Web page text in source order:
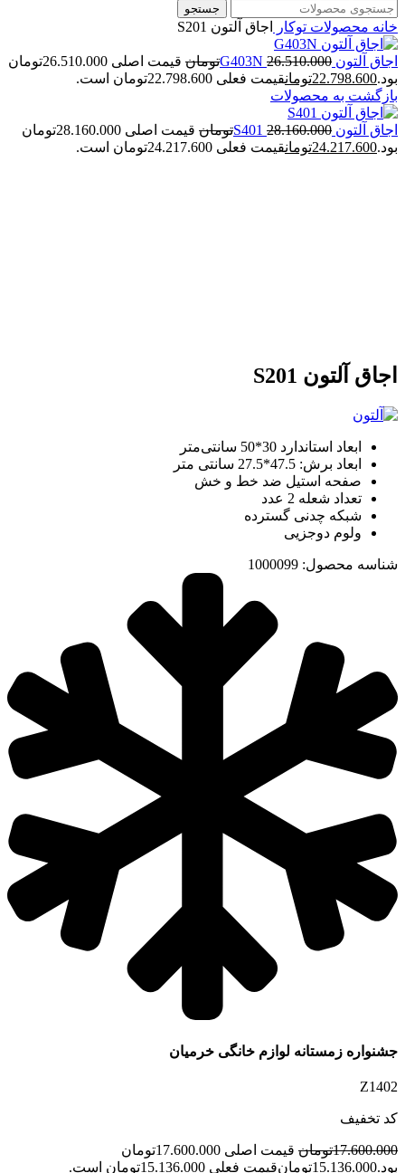
جستجو
خانه محصولات توکار اجاق آلتون S201
اجاق آلتون G403N 26.510.000 تومان
قیمت اصلی 26.510.000تومان
بود.22.798.600تومانقیمت فعلی 22.798.600تومان است.
بازگشت به محصولات
اجاق آلتون S401 28.160.000 تومان
قیمت اصلی 28.160.000تومان
بود.24.217.600تومانقیمت فعلی 24.217.600تومان است.
اجاق آلتون S201
ابعاد استاندارد 30*50 سانتی‌متر
ابعاد برش: 47.5*27.5 سانتی متر
صفحه استیل ضد خط و خش
تعداد شعله 2 عدد
شبکه چدنی گسترده
ولوم دوجزیی
شناسه محصول: 1000099
جشنواره زمستانه لوازم خانگی خرمیان
Z1402
کد تخفیف
17.600.000تومان
قیمت اصلی 17.600.000تومان
بود.15.136.000تومانقیمت فعلی 15.136.000تومان است.